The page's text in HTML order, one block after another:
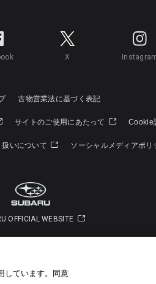
X
古物営業法に基づく表記
サイトのご使用にあたって Cookie
いについて ソーシャルメディアポリ
OFFICIAL WEBSITE
しています。​ 同意